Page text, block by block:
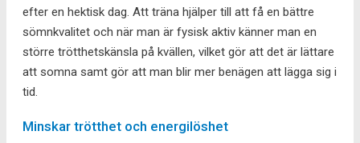
efter en hektisk dag. Att träna hjälper till att få en bättre
sömnkvalitet och när man är fysisk aktiv känner man en
större trötthetskänsla på kvällen, vilket gör att det är lättare
att somna samt gör att man blir mer benägen att lägga sig i
tid.
Minskar trötthet och energilöshet